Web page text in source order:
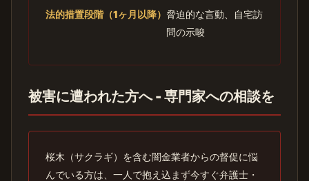
法的措置段階（1ヶ月以降） 脅迫的な言動、自宅訪
問の示唆
被害に遭われた方へ - 専門家への相談を
桜木（サクラギ）を含む闇金業者からの督促に悩
んでいる方は、一人で抱え込まず今すぐ弁護士・